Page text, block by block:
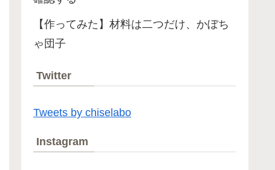
【作ってみた】材料は二つだけ、かぼち
ゃ団子
Twitter
Tweets by chiselabo
Instagram